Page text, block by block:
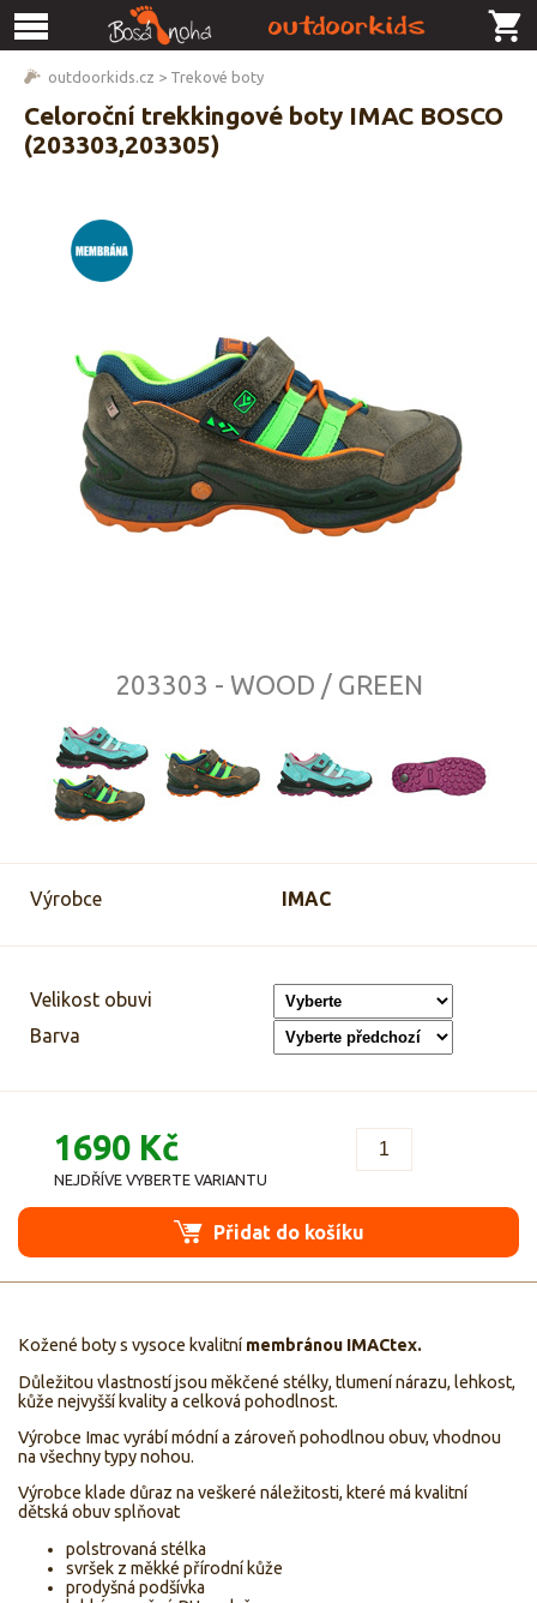
outdoorkids.cz > Trekové boty
Celoroční trekkingové boty IMAC BOSCO
(203303,203305)
203303 - WOOD / GREEN
Výrobce IMAC
Velikost obuvi
Barva
1690 Kč
NEJDŘÍVE VYBERTE VARIANTU
Přidat do košíku
Kožené boty s vysoce kvalitní membránou IMACtex.
Důležitou vlastností jsou měkčené stélky, tlumení nárazu, lehkost,
kůže nejvyšší kvality a celková pohodlnost.
Výrobce Imac vyrábí módní a zároveň pohodlnou obuv, vhodnou
na všechny typy nohou.
Výrobce klade důraz na veškeré náležitosti, které má kvalitní
dětská obuv splňovat
polstrovaná stélka
svršek z měkké přírodní kůže
prodyšná podšívka